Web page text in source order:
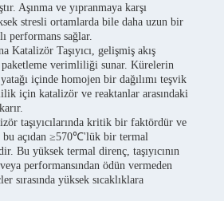
Aşınma ve yıpranmaya karşı
stresli ortamlarda bile daha uzun bir
performans sağlar.
Katalizör Taşıyıcı, gelişmiş akış
verimliliği sunar. Kürelerin
içinde homojen bir dağılımı teşvik
için katalizör ve reaktanlar arasındaki
taşıyıcılarında kritik bir faktördür ve
bu açıdan ≥570℃'lük bir termal
Bu yüksek termal direnç, taşıyıcının
performansından ödün vermeden
sırasında yüksek sıcaklıklara